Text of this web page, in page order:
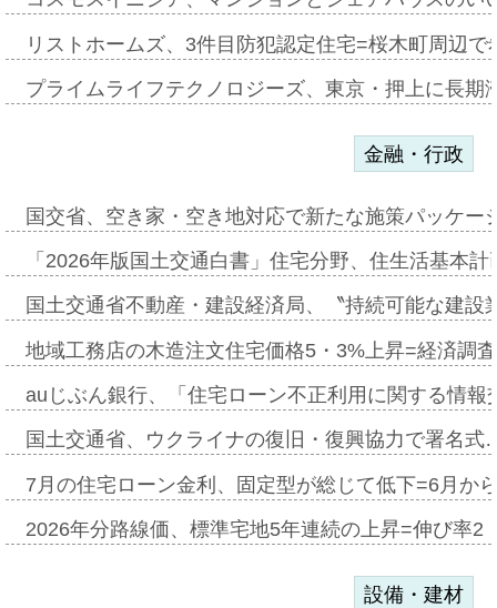
リストホームズ、3件目防犯認定住宅=桜木町周辺
プライムライフテクノロジーズ、東京・押上に長
金融・行政
国交省、空き家・空き地対応で新たな施策パッケ
「2026年版国土交通白書」住宅分野、住生活基本
国土交通省不動産・建設経済局、〝持続可能な建
地域工務店の木造注文住宅価格5・3%上昇=経済調
auじぶん銀行、「住宅ローン不正利用に関する情
国土交通省、ウクライナの復旧・復興協力で署名
7月の住宅ローン金利、固定型が総じて低下=6月か
2026年分路線価、標準宅地5年連続の上昇=伸び率
設備・建材